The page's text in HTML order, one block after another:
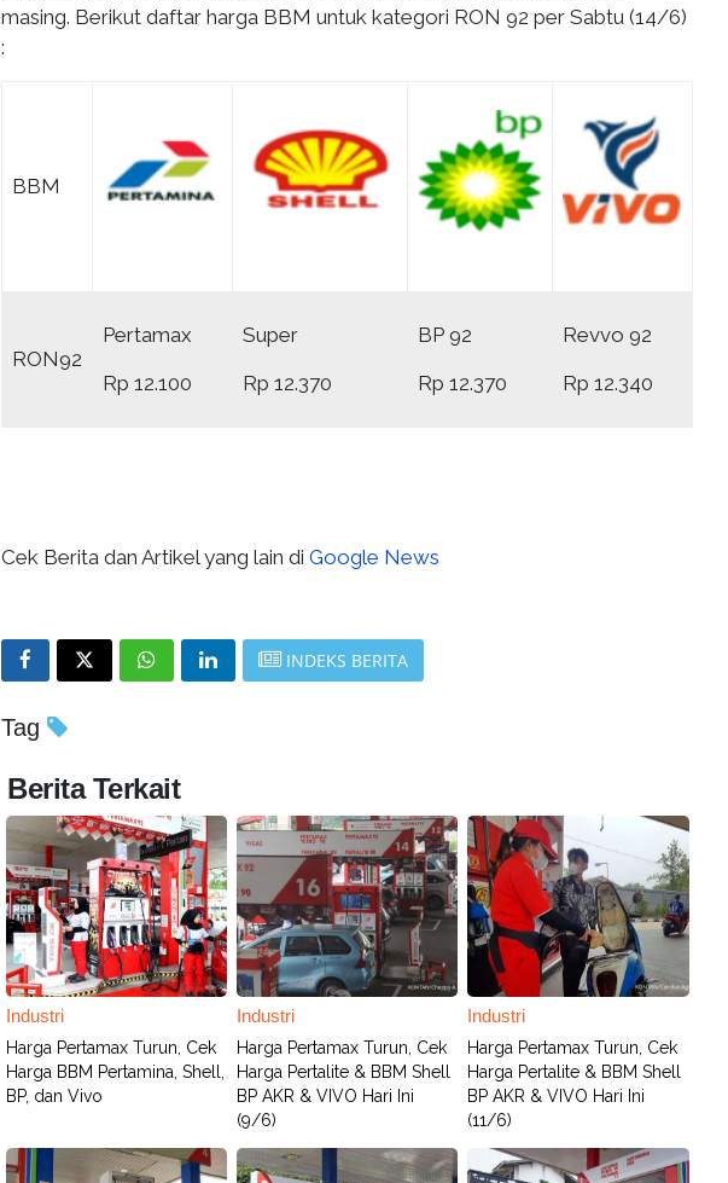
masing. Berikut daftar harga BBM untuk kategori RON 92 per Sabtu (14/6)
:
BBM
RON92
Pertamax
Rp 12.100
Super
Rp 12.370
BP 92
Rp 12.370
Revvo 92
Rp 12.340
Cek Berita dan Artikel yang lain di Google News
INDEKS BERITA
Tag
Berita Terkait
Industri
Harga Pertamax Turun, Cek
Harga BBM Pertamina, Shell,
BP, dan Vivo
Industri
Harga Pertamax Turun, Cek
Harga Pertalite & BBM Shell
BP AKR & VIVO Hari Ini
(9/6)
Industri
Harga Pertamax Turun, Cek
Harga Pertalite & BBM Shell
BP AKR & VIVO Hari Ini
(11/6)